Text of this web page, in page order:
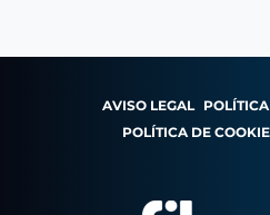
AVISO LEGAL
POLÍTICA DE